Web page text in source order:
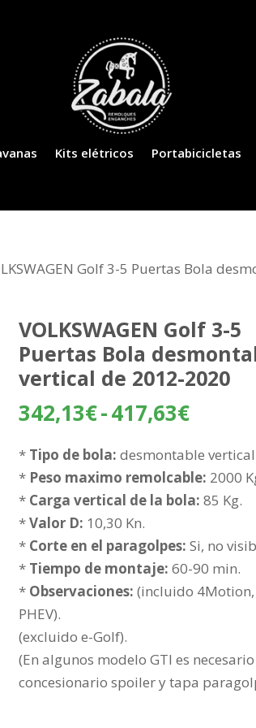
Kits elétricos Portabicicletas
Golf 3-5 Puertas Bola
VOLKSWAGEN Golf 3-5
Puertas Bola
vertical de 2012-2020
342,13€-417,63€Rango
desde
342,13€
* Tipo de bola: desmontable vertical
* Peso maximo remolcable: 2000
* Carga vertical de la bola: 85 Kg.
*Valor D: 10,30 Kn.
* Corte en el paragolpes: Si, no
* Tiempo de montaje: 60-90 min.
* Observaciones: (incluido 4Motion,
PHEV).
(excluido e-Golf).
(En algunos modelo GTI es
concesionario spoiler y tapa